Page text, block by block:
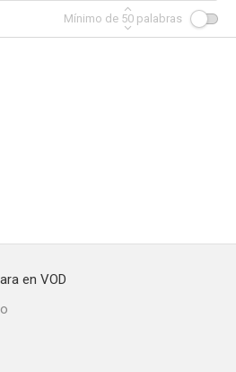
Mínimo de 50 palabras
en VOD